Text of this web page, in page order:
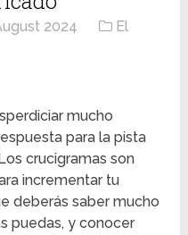
2024
El
mucho
para la pista
crucigramas son
incrementar tu
deberás saber mucho
puedas, y conocer